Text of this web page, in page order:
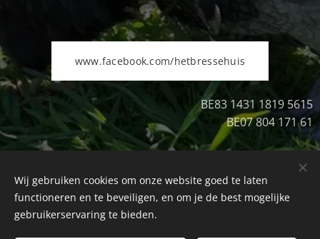
www.facebook.com/hetbressehuis
BE83 1431 1819 5615
BE07 804 171 61
Uitschrijven Cookies
Wij gebruiken cookies om onze website goed te laten
functioneren en te beveiligen, en om je de best mogelijke
gebruikerservaring te bieden.